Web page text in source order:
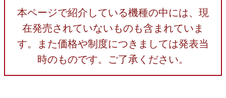
本ページで紹介している機種の中には、現
在発売されていないものも含まれていま
す。また価格や制度につきましては発表当
時のものです。ご了承ください。